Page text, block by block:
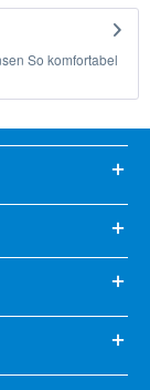
So komfortabel